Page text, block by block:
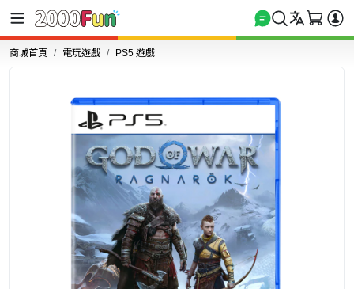
商城首頁 電玩遊戲 PS5 遊戲